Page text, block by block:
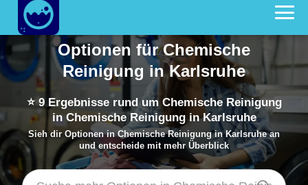
Optionen für Chemische
Reinigung in Karlsruhe
⭐9Ergebnisse rund um Chemische Reinigung
in Chemische Reinigung in Karlsruhe
Sieh dir Optionen in Chemische Reinigung in Karlsruhe an
und entscheide mit mehr Überblick